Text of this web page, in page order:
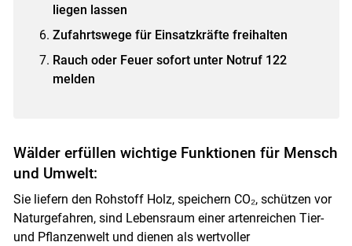
liegen lassen
Zufahrtswege für Einsatzkräfte freihalten
Rauch oder Feuer sofort unter Notruf 122
melden
Wälder erfüllen wichtige Funktionen für Mensch
und Umwelt:
Sie liefern den Rohstoff Holz, speichern CO₂, schützen vor
Naturgefahren, sind Lebensraum einer artenreichen Tier-
und Pflanzenwelt und dienen als wertvoller